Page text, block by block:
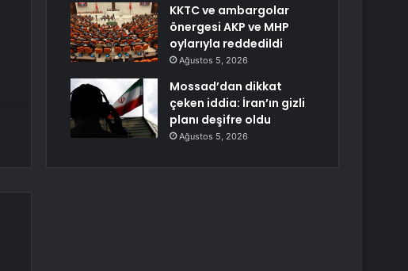
KKTC ve ambargolar
önergesi AKP ve MHP
oylarıyla reddedildi
Ağustos 5, 2026
Mossad’dan dikkat
çeken iddia: İran’ın gizli
planı deşifre oldu
Ağustos 5, 2026